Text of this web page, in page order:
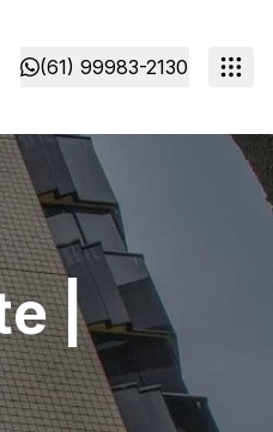
(61) 99983-2130
|